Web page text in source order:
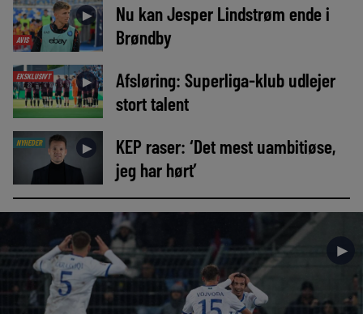
AVIS
►
Nu kan Jesper Lindstrøm ende i
Brøndby
EKSKLUSIVT ►
Afsløring: Superliga-klub udlejer
stort talent
NYHEDER ►
KEP raser: ‘Det mest uambitiøse,
jeg har hørt’
►